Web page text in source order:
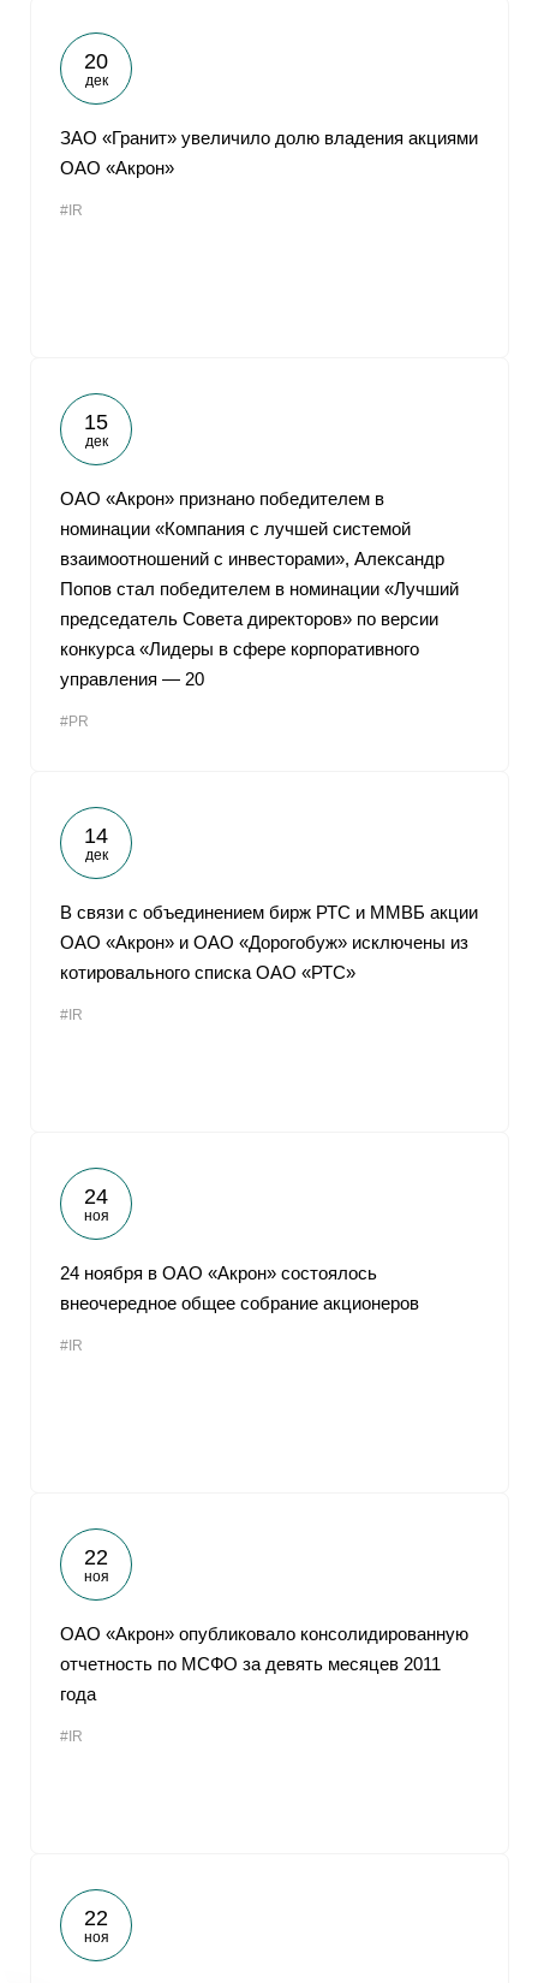
20
дек
ЗАО «Гранит» увеличило долю владения акциями
ОАО «Акрон»
#IR
15
дек
ОАО «Акрон» признано победителем в
номинации «Компания с лучшей системой
взаимоотношений с инвесторами», Александр
Попов стал победителем в номинации «Лучший
председатель Совета директоров» по версии
конкурса «Лидеры в сфере корпоративного
управления — 20
#PR
14
дек
В связи с объединением бирж РТС и ММВБ акции
ОАО «Акрон» и ОАО «Дорогобуж» исключены из
котировального списка ОАО «РТС»
#IR
24
ноя
24 ноября в ОАО «Акрон» состоялось
внеочередное общее собрание акционеров
#IR
22
ноя
ОАО «Акрон» опубликовало консолидированную
отчетность по МСФО за девять месяцев 2011
года
#IR
22
ноя